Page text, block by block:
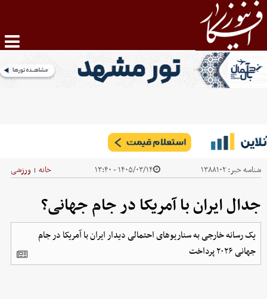
شناسه خبر:۱۳۸۸۱۰۲ ۱۴۰۵/۰۳/۱۴ - ۱۳:۴۰ خانه | ورزشی
جدال ایران با آمریکا در جام جهانی؟
یک رسانه خارجی به سناریوهای احتمالی دیدار ایران با آمریکا در جام
جهانی ۲۰۲۶ پرداخت